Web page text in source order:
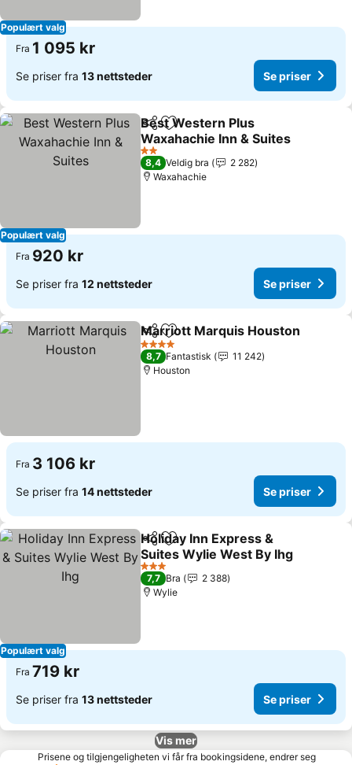
Populært valg
Fra 1 095 kr
Se priser fra 13 nettsteder Se priser
Populært valg
Del Legg til i favoritter
Best Western Plus
Waxahachie Inn & Suites
Se priser
2 Stjerner
8,4 Veldig bra
2 282
Waxahachie
Fra 920 kr
Se priser fra 12 nettsteder Se priser
Del Legg til i favoritter
Marriott Marquis Houston
4 Stjerner
8,7 Fantastisk
11 242
Houston
Fra 3 106 kr
Se priser fra 14 nettsteder Se priser
Populært valg
Del Legg til i favoritter
Holiday Inn Express &
Suites Wylie West By Ihg
Se priser
3 Stjerner
7,7 Bra
2 388
Wylie
Fra 719 kr
Se priser fra 13 nettsteder Se priser
Vis mer
Prisene og tilgjengeligheten vi får fra bookingsidene, endrer seg